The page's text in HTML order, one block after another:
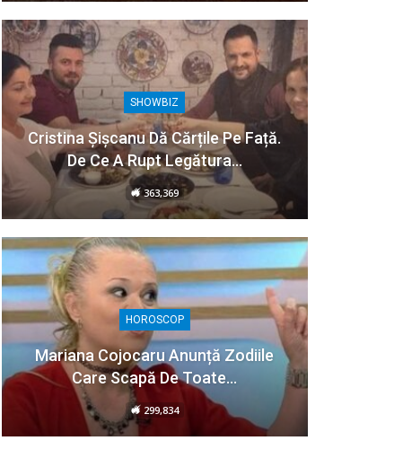
SHOWBIZ
Cristina Șișcanu Dă Cărțile Pe Față.
De Ce A Rupt Legătura…
363,369
HOROSCOP
Mariana Cojocaru Anunță Zodiile
Care Scapă De Toate…
299,834